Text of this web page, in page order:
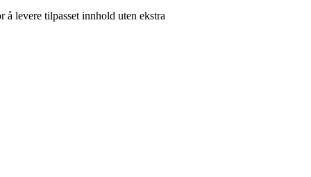
levere tilpasset innhold uten ekstra